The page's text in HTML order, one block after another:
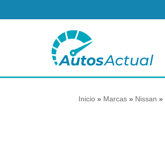
contenido
Inicio » Marcas » Nissan »